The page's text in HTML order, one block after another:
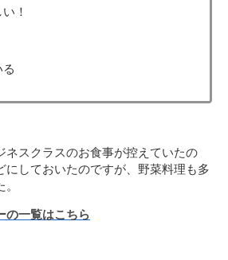
！
る
ネスクラスのお食事が控えていたの
にしておいたのですが、野菜料理も多
の一覧はこちら